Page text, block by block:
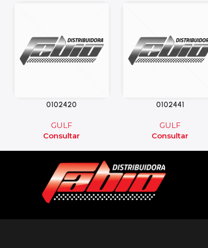
0102420
GULF
Consultar
0102441
GULF
Consultar